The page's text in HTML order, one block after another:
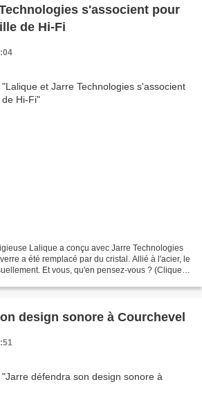
s'associent pour
de Hi-Fi
Lalique a conçu avec Jarre Technologies
a été remplacé par du cristal. Allié à l'acier, le
Et vous, qu'en pensez-vous ? (Cliquez
design sonore à Courchevel